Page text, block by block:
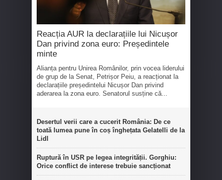
Reacția AUR la declarațiile lui Nicușor
Dan privind zona euro: Președintele
minte
Alianța pentru Unirea Românilor, prin vocea liderului
de grup de la Senat, Petrișor Peiu, a reacționat la
declarațiile președintelui Nicușor Dan privind
aderarea la zona euro. Senatorul susține că...
Desertul verii care a cucerit România: De ce
toată lumea pune în coș înghețata Gelatelli de la
Lidl
Ruptură în USR pe legea integrității. Gorghiu:
Orice conflict de interese trebuie sancționat